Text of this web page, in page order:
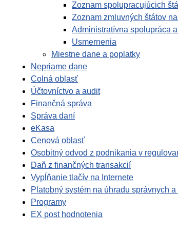
Zoznam spolupracujúcich
Zoznam zmluvných štátov
Administratívna spolupráca
Usmernenia
Miestne dane a poplatky
Nepriame dane
Colná oblasť
Účtovníctvo a audit
Finančná správa
Správa daní
eKasa
Cenová oblasť
Osobitný odvod z podnikania v
Daň z finančných transakcií
Vypĺňanie tlačív na Internete
Platobný systém na úhradu správnych
Programy
EX post hodnotenia